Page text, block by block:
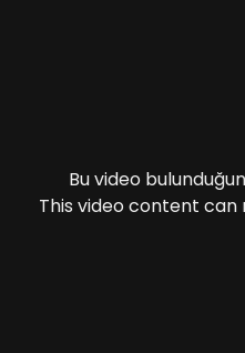
Bu video
This video content can